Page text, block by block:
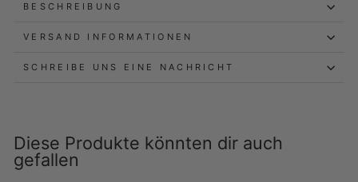
BESCHREIBUNG
VERSAND INFORMATIONEN
SCHREIBE UNS EINE NACHRICHT
Diese Produkte könnten dir auch
gefallen